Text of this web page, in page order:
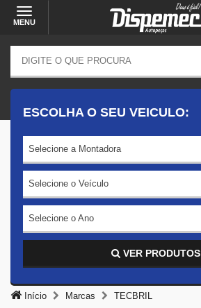
MENU
ESCOLHA O SEU VEICULO:
Selecione a Montadora
Selecione o Veículo
Selecione o Ano
VER PRODUTOS
Início Marcas TECBRIL